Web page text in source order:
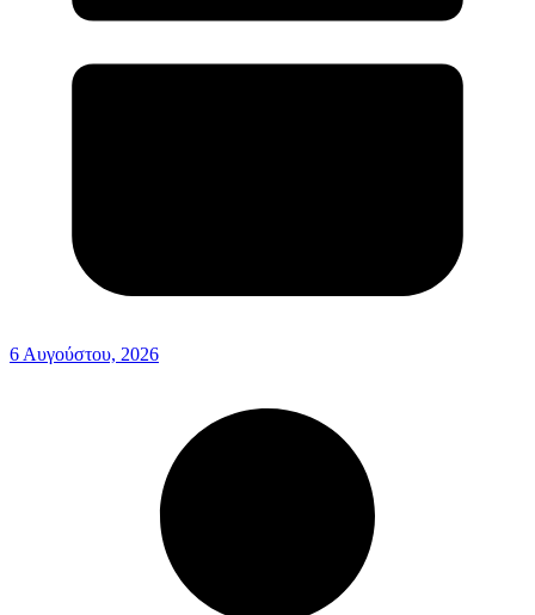
6 Αυγούστου, 2026